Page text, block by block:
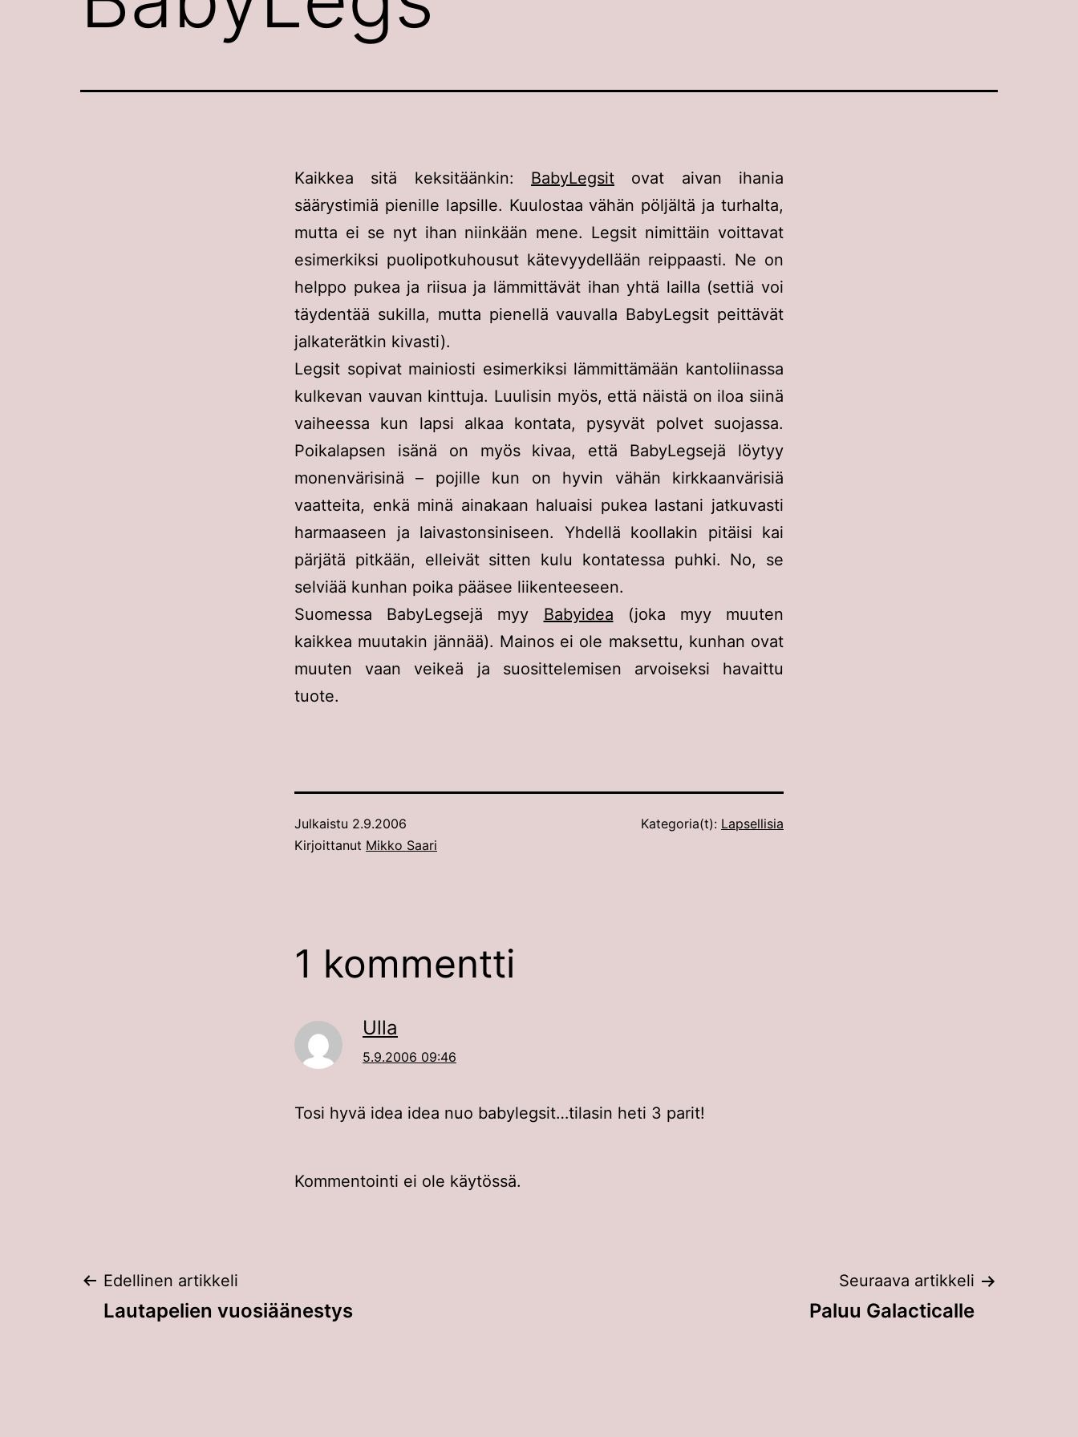
Kaikkea sitä keksitäänkin: BabyLegsit ovat aivan ihania
säärystimiä pienille lapsille. Kuulostaa vähän pöljältä ja turhalta,
mutta ei se nyt ihan niinkään mene. Legsit nimittäin voittavat
esimerkiksi puolipotkuhousut kätevyydellään reippaasti. Ne on
helppo pukea ja riisua ja lämmittävät ihan yhtä lailla (settiä voi
täydentää sukilla, mutta pienellä vauvalla BabyLegsit peittävät
jalkaterätkin kivasti).
Legsit sopivat mainiosti esimerkiksi lämmittämään kantoliinassa
kulkevan vauvan kinttuja. Luulisin myös, että näistä on iloa siinä
vaiheessa kun lapsi alkaa kontata, pysyvät polvet suojassa.
Poikalapsen isänä on myös kivaa, että BabyLegsejä löytyy
monenvärisinä – pojille kun on hyvin vähän kirkkaanvärisiä
vaatteita, enkä minä ainakaan haluaisi pukea lastani jatkuvasti
harmaaseen ja laivastonsiniseen. Yhdellä koollakin pitäisi kai
pärjätä pitkään, elleivät sitten kulu kontatessa puhki. No, se
selviää kunhan poika pääsee liikenteeseen.
Suomessa BabyLegsejä myy Babyidea (joka myy muuten
kaikkea muutakin jännää). Mainos ei ole maksettu, kunhan ovat
muuten vaan veikeä ja suosittelemisen arvoiseksi havaittu
tuote.
Julkaistu 2.9.2006
Kirjoittanut Mikko Saari
Kategoria(t): Lapsellisia
1 kommentti
Ulla
5.9.2006 09:46
Tosi hyvä idea idea nuo babylegsit…tilasin heti 3 parit!
Kommentointi ei ole käytössä.
Artikkelien
Edellinen artikkeli
Lautapelien vuosiäänestys
Seuraava artikkeli
Paluu Galacticalle